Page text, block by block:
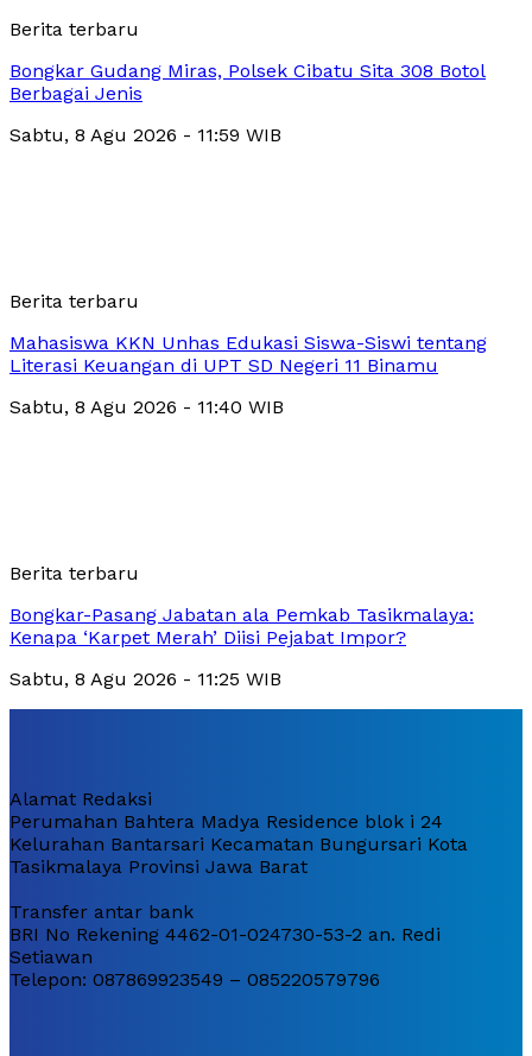
Berita terbaru
Bongkar Gudang Miras, Polsek Cibatu Sita 308 Botol
Berbagai Jenis
Sabtu, 8 Agu 2026 - 11:59 WIB
Berita terbaru
Mahasiswa KKN Unhas Edukasi Siswa-Siswi tentang
Literasi Keuangan di UPT SD Negeri 11 Binamu
Sabtu, 8 Agu 2026 - 11:40 WIB
Berita terbaru
Bongkar-Pasang Jabatan ala Pemkab Tasikmalaya:
Kenapa ‘Karpet Merah’ Diisi Pejabat Impor?
Sabtu, 8 Agu 2026 - 11:25 WIB
Alamat Redaksi
Perumahan Bahtera Madya Residence blok i 24
Kelurahan Bantarsari Kecamatan Bungursari Kota
Tasikmalaya Provinsi Jawa Barat
Transfer antar bank
BRI No Rekening 4462-01-024730-53-2 an. Redi
Setiawan
Telepon: 087869923549 – 085220579796